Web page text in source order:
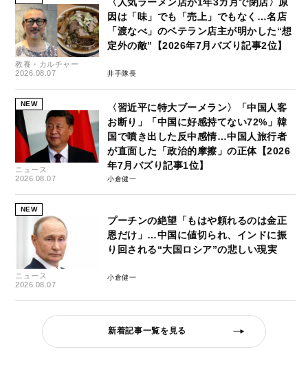
教養・カルチャー
2026.08.07
因は「味」でも「売上」でもなく…名店
「渡なべ」のベテラン店主が明かした“想
定外の敵”【2026年7月バズり記事2位】
井手隊長
NEW
ニュース
2026.08.07
〈習近平に特大ブーメラン〉「中国人客
お断り」「中国に好感持てない72%」韓
国で噴き出した反中感情…中国人旅行者
が直面した「政治的摩擦」の正体【2026
年7月バズり記事1位】
小倉健一
NEW
ニュース
2026.08.07
プーチンの絶望「もはや頼れるのは金正
恩だけ」…中国に値切られ、インドに振
り回される“大国ロシア”の悲しい現実
小倉健一
新着記事一覧を見る